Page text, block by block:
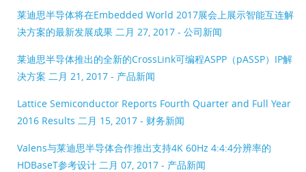
莱迪思半导体将在Embedded World 2017展会上展示智能互连解
决方案的最新发展成果 二月 27, 2017 - 公司新闻
莱迪思半导体推出的全新的CrossLink可编程ASPP（pASSP）IP解
决方案 二月 21, 2017 - 产品新闻
Lattice Semiconductor Reports Fourth Quarter and Full Year
2016 Results 二月 15, 2017 - 财务新闻
Valens与莱迪思半导体合作推出支持4K 60Hz 4:4:4分辨率的
HDBaseT参考设计 二月 07, 2017 - 产品新闻